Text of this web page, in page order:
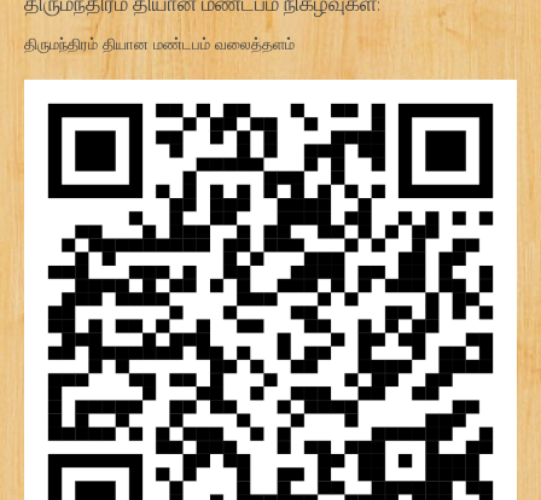
திருமந்திரம் தியான மண்டபம் வலைத்தளம்